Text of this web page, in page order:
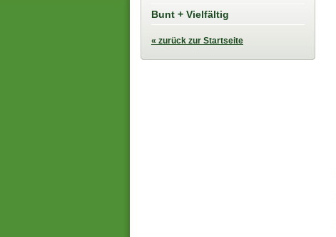
Bunt + Vielfältig
« zurück zur Startseite